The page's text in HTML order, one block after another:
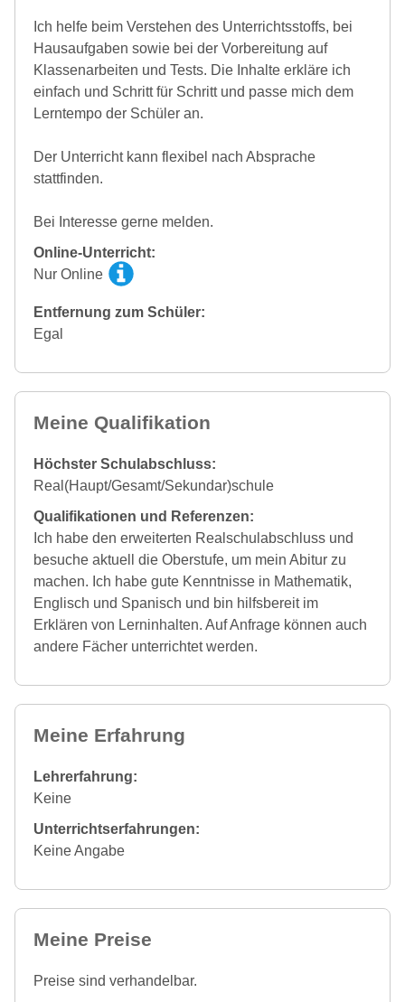
Ich helfe beim Verstehen des Unterrichtsstoffs, bei
Hausaufgaben sowie bei der Vorbereitung auf
Klassenarbeiten und Tests. Die Inhalte erkläre ich
einfach und Schritt für Schritt und passe mich dem
Lerntempo der Schüler an.
Der Unterricht kann flexibel nach Absprache
stattfinden.
Bei Interesse gerne melden.
Online-Unterricht:
Nur Online
Entfernung zum Schüler:
Egal
Meine Qualifikation
Höchster Schulabschluss:
Real(Haupt/Gesamt/Sekundar)schule
Qualifikationen und Referenzen:
Ich habe den erweiterten Realschulabschluss und
besuche aktuell die Oberstufe, um mein Abitur zu
machen. Ich habe gute Kenntnisse in Mathematik,
Englisch und Spanisch und bin hilfsbereit im
Erklären von Lerninhalten. Auf Anfrage können auch
andere Fächer unterrichtet werden.
Meine Erfahrung
Lehrerfahrung:
Keine
Unterrichtserfahrungen:
Keine Angabe
Meine Preise
Preise sind verhandelbar.